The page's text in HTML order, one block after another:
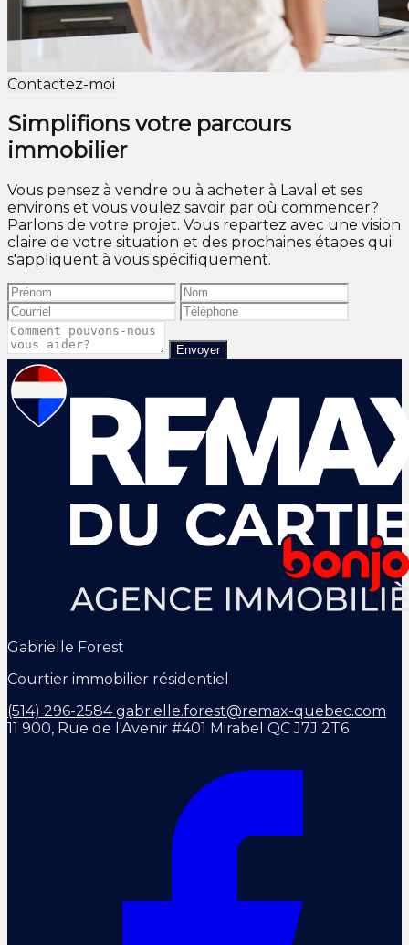
Contactez-moi
Simplifions votre parcours
immobilier
Vous pensez à vendre ou à acheter à Laval et ses
environs et vous voulez savoir par où commencer?
Parlons de votre projet. Vous repartez avec une vision
claire de votre situation et des prochaines étapes qui
s'appliquent à vous spécifiquement.
Envoyer
Gabrielle Forest
Courtier immobilier résidentiel
(514) 296-2584gabrielle.forest@remax-quebec.com
11 900, Rue de l'Avenir #401 Mirabel QC J7J 2T6